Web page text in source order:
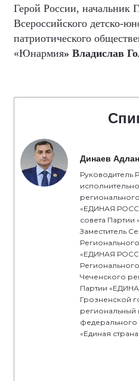
Герой России, начальник
Всероссийского детско-
патриотического
«Юнармия» Владислав
Динаев
Руководитель
«ЕДИНАЯ
совета
Заместитель
«ЕДИНАЯ
Чеченского
Партии
Грозненской
региональный
федерального
«Единая